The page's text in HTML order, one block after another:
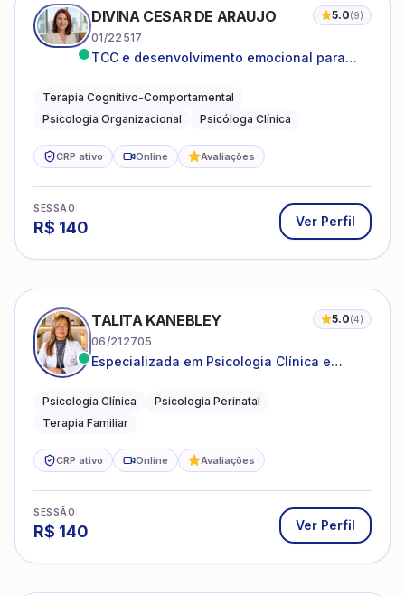
DIVINA CESAR DE ARAUJO 5.0(9)
01/22517
TCC e desenvolvimento emocional para
Terapia Cognitivo-Comportamental
Psicologia Organizacional
Psicóloga Clínica
CRP ativo Online Avaliações
SESSÃO
R$ 140 Ver Perfil
TALITA KANEBLEY 5.0(4)
06/212705
Especializada em Psicologia Clínica e
famílias
Psicologia Clínica
Psicologia Perinatal
Terapia Familiar
CRP ativo Online Avaliações
SESSÃO
R$ 140 Ver Perfil